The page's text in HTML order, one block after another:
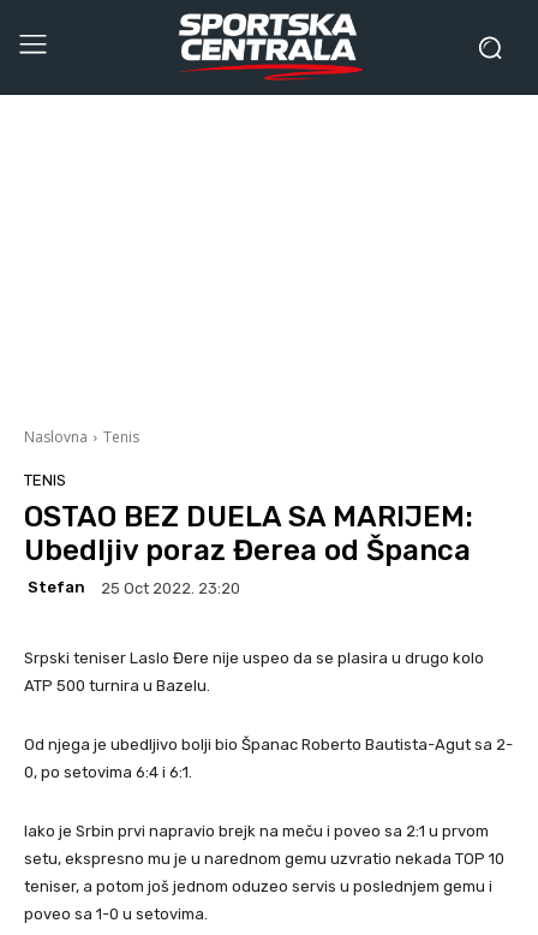
Naslovna Tenis
TENIS
OSTAO BEZ DUELA SA MARIJEM:
Ubedljiv poraz Đerea od Španca
Stefan 25 Oct 2022. 23:20
Srpski teniser Laslo Đere nije uspeo da se plasira u drugo kolo
ATP 500 turnira u Bazelu.
Od njega je ubedljivo bolji bio Španac Roberto Bautista-Agut sa 2-
0, po setovima 6:4 i 6:1.
Iako je Srbin prvi napravio brejk na meču i poveo sa 2:1 u prvom
setu, ekspresno mu je u narednom gemu uzvratio nekada TOP 10
teniser, a potom još jednom oduzeo servis u poslednjem gemu i
poveo sa 1-0 u setovima.